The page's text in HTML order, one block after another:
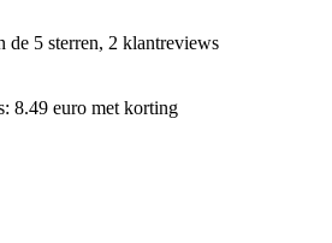
de 5 sterren, 2 klantreviews
8.49 euro met korting